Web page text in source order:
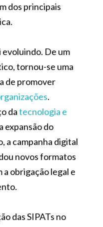
dos principais
evoluindo. De um
tornou-se uma
de promover
.
datecnologia e
expansão do
a campanha digital
novos formatos
a obrigação legal e
das SIPATs no